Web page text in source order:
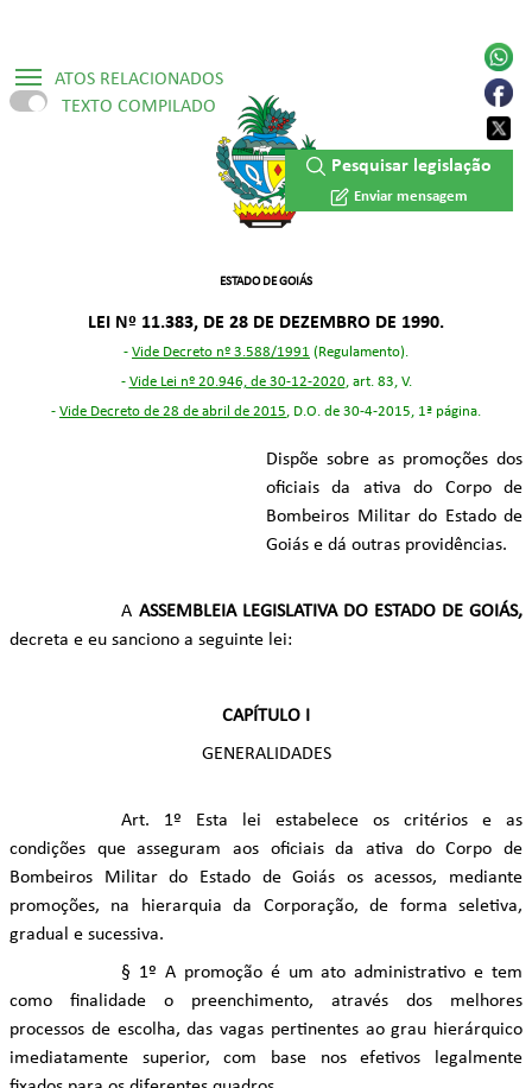
ATOS RELACIONADOS
▷ Lei Ordinária Nº 14.092/2002
▷ Lei Ordinária Nº 14.695/2004
▷ Lei Ordinária Nº 17.682/2012
▷ Lei Ordinária Nº 18.839/2015
▷ Lei Ordinária Nº 20.946/2020
▷ Lei Ordinária Nº 20.998/2021
▷ Lei Ordinária Nº 21.411/2022
▷ Lei Ordinária Nº 24.402/2026
▷ Decreto Numerado Nº 3.588/1991
TEXTO COMPILADO
ESTADO DE GOIÁS
LEI Nº 11.383, DE 28 DE DEZEMBRO DE 1990.
- Vide Decreto nº 3.588/1991 (Regulamento).
- Vide Lei nº 20.946, de 30-12-2020, art. 83, V.
- Vide Decreto de 28 de abril de 2015, D.O. de 30-4-2015, 1ª página.
Dispõe sobre as promoções dos
oficiais da ativa do Corpo de
Bombeiros Militar do Estado de
Goiás e dá outras providências.
A ASSEMBLEIA LEGISLATIVA DO ESTADO DE GOIÁS,
decreta e eu sanciono a seguinte lei:
CAPÍTULO I
GENERALIDADES
Art. 1º Esta lei estabelece os critérios e as
condições que asseguram aos oficiais da ativa do Corpo de
Bombeiros Militar do Estado de Goiás os acessos, mediante
promoções, na hierarquia da Corporação, de forma seletiva,
gradual e sucessiva.
§ 1º A promoção é um ato administrativo e tem
como finalidade o preenchimento, através dos melhores
processos de escolha, das vagas pertinentes ao grau hierárquico
imediatamente superior, com base nos efetivos legalmente
Pesquisar legislação
Enviar mensagem